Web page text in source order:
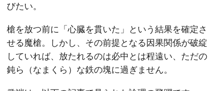
びたい。
槍を放つ前に「心臓を貫いた」という結果を確定さ
せる魔槍。しかし、その前提となる因果関係が破綻
していれば、放たれるのは必中とは程遠い、ただの
鈍ら（なまくら）な鉄の塊に過ぎません。